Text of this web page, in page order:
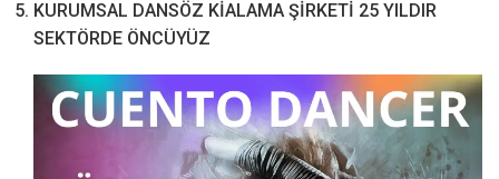
KURUMSAL DANSÖZ KİALAMA ŞİRKETİ 25 YILDIR
SEKTÖRDE ÖNCÜYÜZ